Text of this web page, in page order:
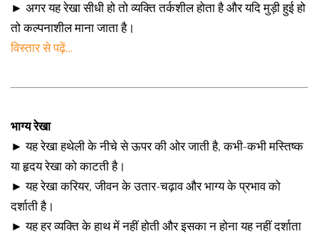
► अगर यह रेखा सीधी हो तो व्यक्ति तर्कशील होता है और यदि मुड़ी हुई हो
तो कल्पनाशील माना जाता है।
विस्तार से पढ़ें…
भाग्य रेखा
► यह रेखा हथेली के नीचे से ऊपर की ओर जाती है, कभी-कभी मस्तिष्क
या हृदय रेखा को काटती है।
► यह रेखा करियर, जीवन के उतार-चढ़ाव और भाग्य के प्रभाव को
दर्शाती है।
► यह हर व्यक्ति के हाथ में नहीं होती और इसका न होना यह नहीं दर्शाता